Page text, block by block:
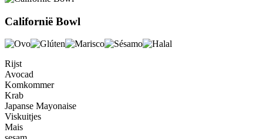
Californië Bowl
Rijst
Avocad
Komkommer
Krab
Japanse Mayonaise
Viskuitjes
Mais